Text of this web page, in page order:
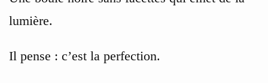
lumière.
Il pense : c’est la perfection.